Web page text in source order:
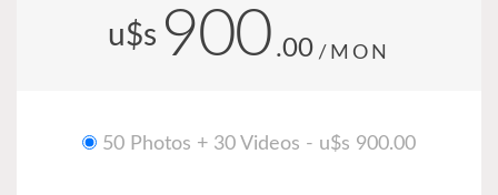
u$s 900 .00 /MON
50 Photos + 30 Videos - u$s 900.00